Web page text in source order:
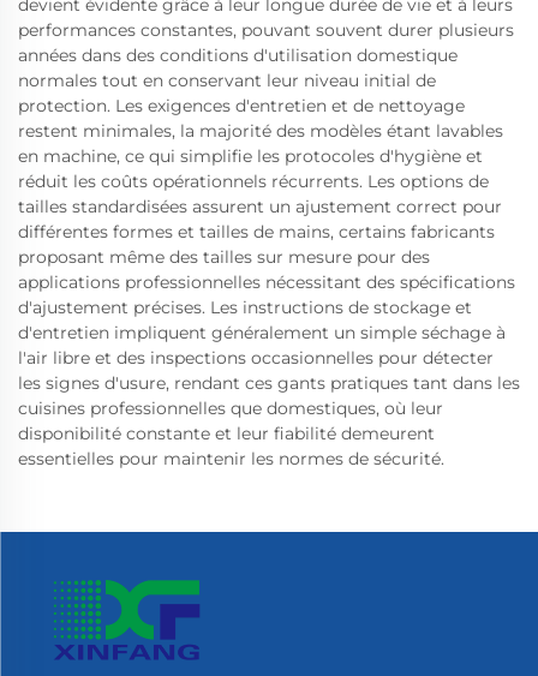
devient évidente grâce à leur longue durée de vie et à leurs
performances constantes, pouvant souvent durer plusieurs
années dans des conditions d'utilisation domestique
normales tout en conservant leur niveau initial de
protection. Les exigences d'entretien et de nettoyage
restent minimales, la majorité des modèles étant lavables
en machine, ce qui simplifie les protocoles d'hygiène et
réduit les coûts opérationnels récurrents. Les options de
tailles standardisées assurent un ajustement correct pour
différentes formes et tailles de mains, certains fabricants
proposant même des tailles sur mesure pour des
applications professionnelles nécessitant des spécifications
d'ajustement précises. Les instructions de stockage et
d'entretien impliquent généralement un simple séchage à
l'air libre et des inspections occasionnelles pour détecter
les signes d'usure, rendant ces gants pratiques tant dans les
cuisines professionnelles que domestiques, où leur
disponibilité constante et leur fiabilité demeurent
essentielles pour maintenir les normes de sécurité.